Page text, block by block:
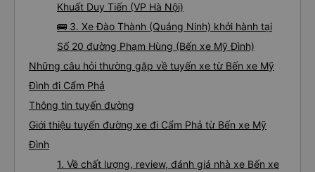
Khuất Duy Tiến (VP Hà Nội)
🚌 3. Xe Đào Thành (Quảng Ninh) khởi hành tại
Số 20 đường Phạm Hùng (Bến xe Mỹ Đình)
Những câu hỏi thường gặp về tuyến xe từ Bến xe Mỹ
Đình đi Cẩm Phả
Thông tin tuyến đường
Giới thiệu tuyến đường xe đi Cẩm Phả từ Bến xe Mỹ
Đình
1. Về chất lượng, review, đánh giá nhà xe Bến xe